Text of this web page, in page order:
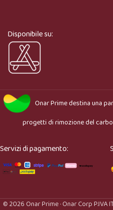
Disponibile su:
Onar Primedestina una
progetti di rimozione del
Servizi di pagamento:
© 2026 Onar Prime · Onar Corp P.IVA